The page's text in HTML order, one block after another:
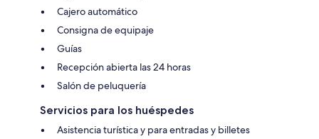
Cajero automático
Consigna de equipaje
Guías
Recepción abierta las 24 horas
Salón de peluquería
Servicios para los huéspedes
Asistencia turística y para entradas y billetes